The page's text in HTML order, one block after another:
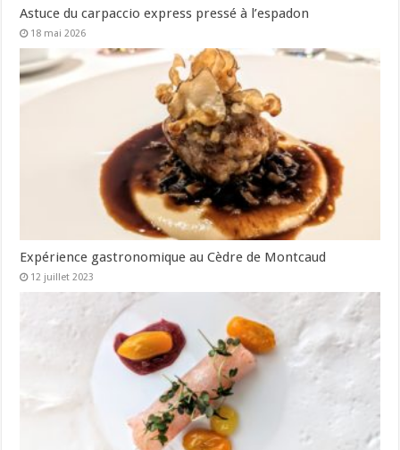
Astuce du carpaccio express pressé à l’espadon
18 mai 2026
Expérience gastronomique au Cèdre de Montcaud
12 juillet 2023